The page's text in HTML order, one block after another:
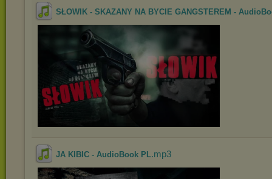
SŁOWIK - SKAZANY NA BYCIE GANGSTEREM -
JA KIBIC - AudioBook PL.mp3